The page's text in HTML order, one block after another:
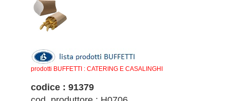
prodotti BUFFETTI : CATERING E CASALINGHI
codice : 91379